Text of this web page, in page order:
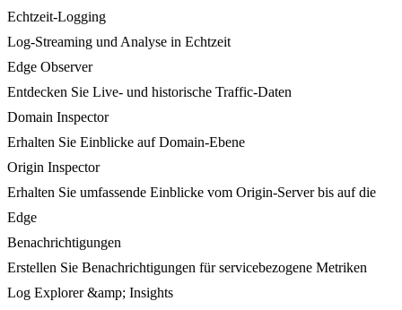
Echtzeit-Logging
Log-Streaming und Analyse in Echtzeit
Edge Observer
Entdecken Sie Live- und historische Traffic-Daten
Domain Inspector
Erhalten Sie Einblicke auf Domain-Ebene
Origin Inspector
Erhalten Sie umfassende Einblicke vom Origin-Server bis auf die
Edge
Benachrichtigungen
Erstellen Sie Benachrichtigungen für servicebezogene Metriken
Log Explorer &amp; Insights